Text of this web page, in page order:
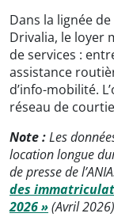
Dans la lignée
Drivalia, le loyer
de services :
assistance
d’info-mobilité.
réseau de
Note :Les
location longue
de presse de
des
2026 »(Avril